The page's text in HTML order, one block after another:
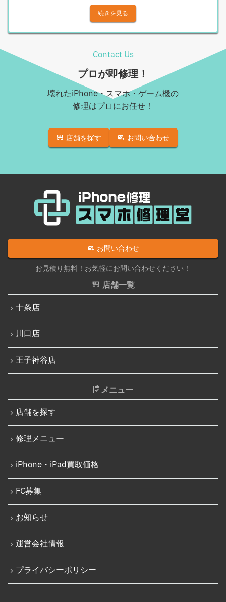
Androidその他部品修理
Androidロゴループ、システム復旧
Android基板破損修理（軽度）
良）
iPadバッテリー交換
iPad充電コネクタ交換修理
iPad水没洗浄作業
iPadその他部品修理
Nintendo Switch修理実績
Nintendo Switchその他部品修理
Nintendo Switchバッテリー交換
Nintendo Siwtch充電コネクタ修理
Nintendo Switchタッチパネル修理交換
Nintendo Switchゲームカードスロット修理
Nintendo Switch SDカードスロット修理
Nintendo Switch基板破損修理（軽度）
Nintendo Switch基板破損修理（重度）
iPod修理実績
iPodバッテリー交換
パソコン修理実績
パソコン液晶パネル交換修理
パソコンバッテリー交換
パソコンその他部品修理
iPhone XR
iPhone 11 Pro
iPhone SE（第2世代）
iPhone 12 Pro
iPhone 12 mini
iPhone 12 Pro Max
iPhone 13 Pro
iPhone 13 Pro Max
iPhone SE（第3世代）
iPhone 14
iPhone 14 Pro
iPhone 14 Pro Max
iPhone 15
iPhone 15 Pro
iPhone 15 Pro Max
iPhone 16
iPhone 16 Plus
iPhone 16 Pro
iPhone 16 Pro Max
iPhone 17
続きを見る
Contact Us
プロが即修理！
壊れたiPhone・スマホ・ゲーム機の
修理はプロにお任せ！
店舗を探す お問い合わせ
お問い合わせ
お見積り無料！お気軽にお問い合わせください！
店舗一覧
十条店
川口店
王子神谷店
メニュー
店舗を探す
修理メニュー
iPhone・iPad買取価格
FC募集
お知らせ
運営会社情報
プライバシーポリシー